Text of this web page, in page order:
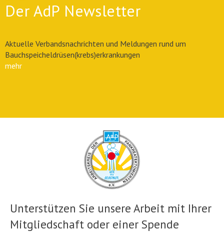
Der AdP Newsletter
Aktuelle Verbandsnachrichten und Meldungen rund um
Bauchspeicheldrüsen(krebs)erkrankungen
mehr
Unterstützen Sie unsere Arbeit mit Ihrer
Mitgliedschaft oder einer Spende